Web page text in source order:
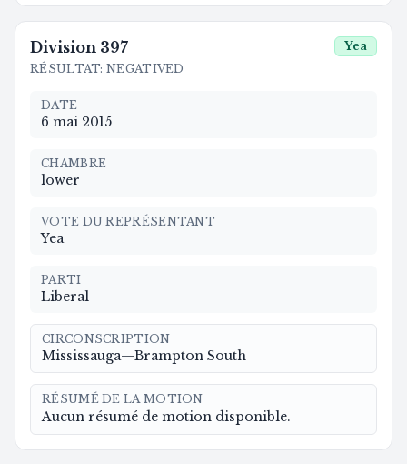
Division 397
RÉSULTAT: NEGATIVED
Yea
DATE
6 mai 2015
CHAMBRE
lower
VOTE DU REPRÉSENTANT
Yea
PARTI
Liberal
CIRCONSCRIPTION
Mississauga—Brampton South
RÉSUMÉ DE LA MOTION
Aucun résumé de motion disponible.